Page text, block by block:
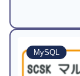
るHAクラスタ
MySQL